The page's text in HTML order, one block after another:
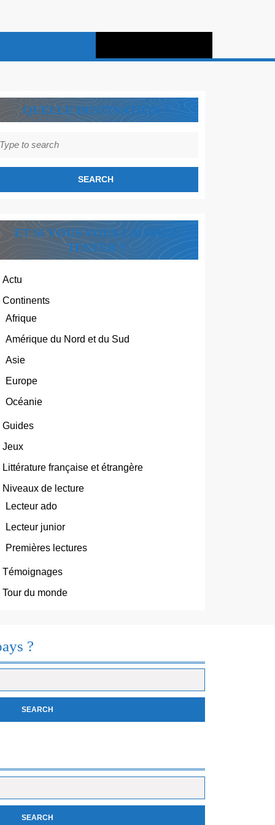
QUELLE DESTINATION ?
ET SI VOUS VOUS LAISSIEZ
TENTER ?
Actu
Continents
Afrique
Amérique du Nord et du Sud
Asie
Europe
Océanie
Guides
Jeux
Littérature française et étrangère
Niveaux de lecture
Lecteur ado
Lecteur junior
Premières lectures
Témoignages
Tour du monde
?